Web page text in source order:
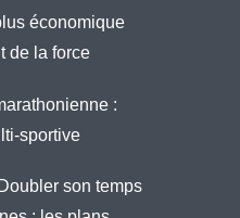
économique
de la force
:
sportive
Doubler son temps